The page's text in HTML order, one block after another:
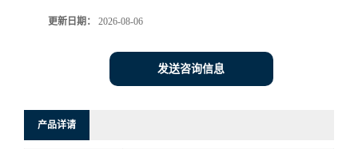
更新日期： 2026-08-06
发送咨询信息
产品详请